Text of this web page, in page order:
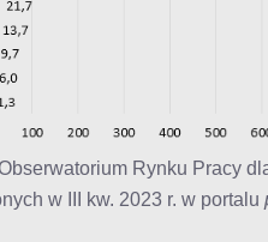
Rynku Pracy
w III kw. 2023 r. w portalu